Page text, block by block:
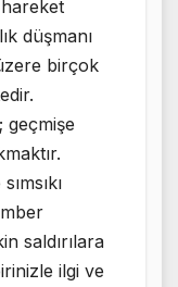
düşmanı
birçok
geçmişe
saldırılara
ilgi ve